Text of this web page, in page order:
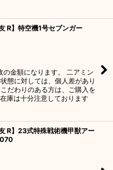
R】特空機1号セブンガー
金額になります。 二アミン
態に対しては、個人差があり
だわりのある方は、ご購入を
庫は十分注意しております
R】23式特殊戦術機甲獣アー